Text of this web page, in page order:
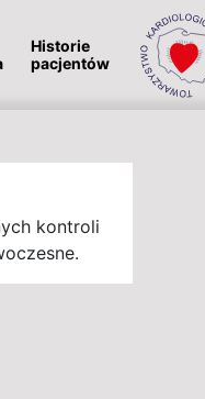
Historie
pacjentów
kontroli